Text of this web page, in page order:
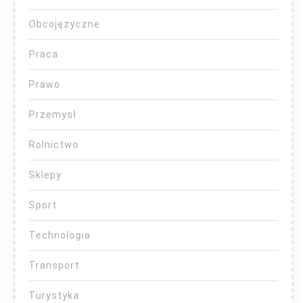
Obcojęzyczne
Praca
Prawo
Przemysł
Rolnictwo
Sklepy
Sport
Technologia
Transport
Turystyka